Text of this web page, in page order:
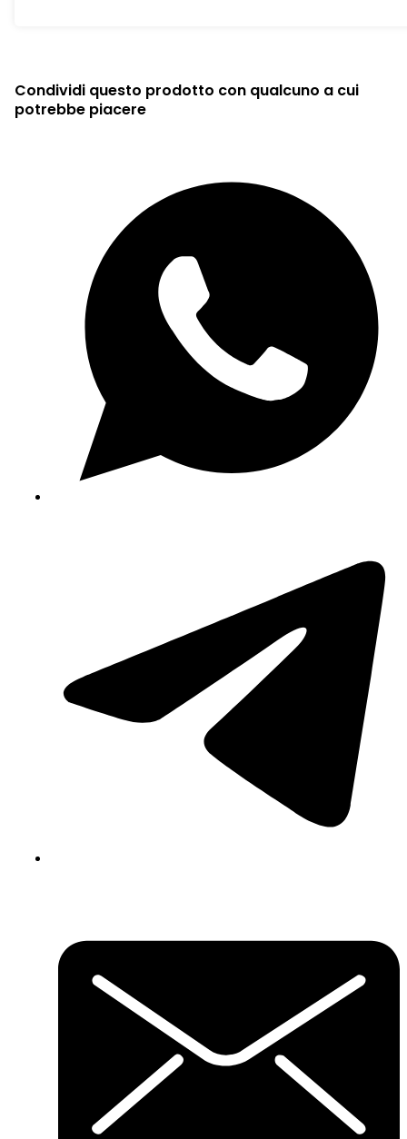
Condividi questo prodotto con qualcuno a cui
potrebbe piacere